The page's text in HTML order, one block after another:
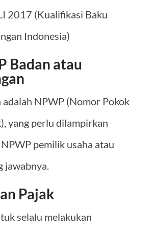
2017 (Kualifikasi Baku
Indonesia)
Badan atau
adalah NPWP (Nomor Pokok
yang perlu dilampirkan
pemilik usaha atau
jawabnya.
Pajak
selalu melakukan